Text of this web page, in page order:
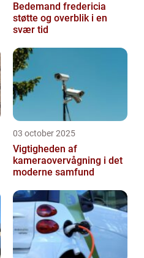
Bedemand fredericia
støtte og overblik i en
svær tid
03 october 2025
Vigtigheden af
kameraovervågning i det
moderne samfund